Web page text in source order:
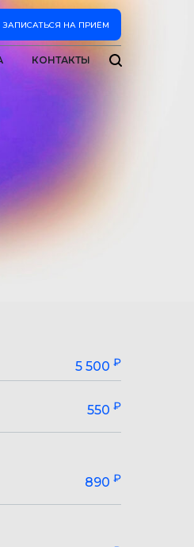
КОНТАКТЫ
ЗАПИСАТЬСЯ НА ПРИЁМ
5 500 ₽
550 ₽
890 ₽